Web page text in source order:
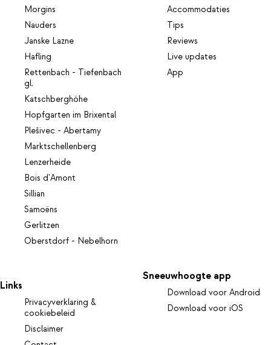
Morgins
Nauders
Janske Lazne
Hafling
Rettenbach - Tiefenbach
gl.
Katschberghöhe
Hopfgarten im Brixental
Plešivec - Abertamy
Marktschellenberg
Lenzerheide
Bois d'Amont
Sillian
Samoëns
Gerlitzen
Oberstdorf - Nebelhorn
Accommodaties
Tips
Reviews
Live updates
App
Links
Privacyverklaring &
cookiebeleid
Disclaimer
Sneeuwhoogte app
Download voor Android
Download voor iOS